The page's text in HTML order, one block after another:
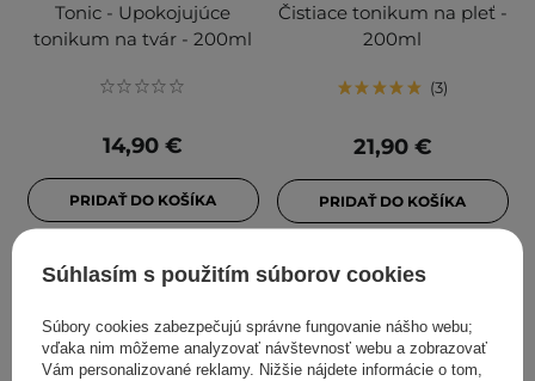
Tonic - Upokojujúce
tonikum na tvár - 200ml
14,90 €
PRIDAŤ DO KOŠÍKA
Čistiace tonikum na pleť -
200ml
3
21,90 €
PRIDAŤ DO KOŠÍKA
Súhlasím s použitím súborov cookies
Súbory cookies zabezpečujú správne fungovanie nášho webu;
vďaka nim môžeme analyzovať návštevnosť webu a zobrazovať
Vám personalizované reklamy. Nižšie nájdete informácie o tom,